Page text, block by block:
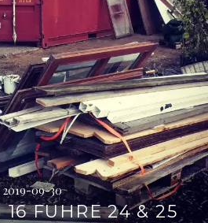
2019-09-30
FUHRE 24 & 25